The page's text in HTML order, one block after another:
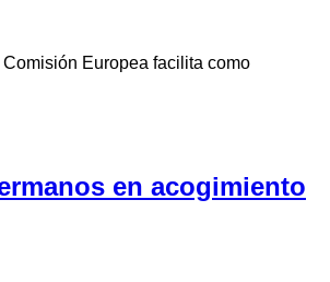
Europea facilita como
en acogimiento